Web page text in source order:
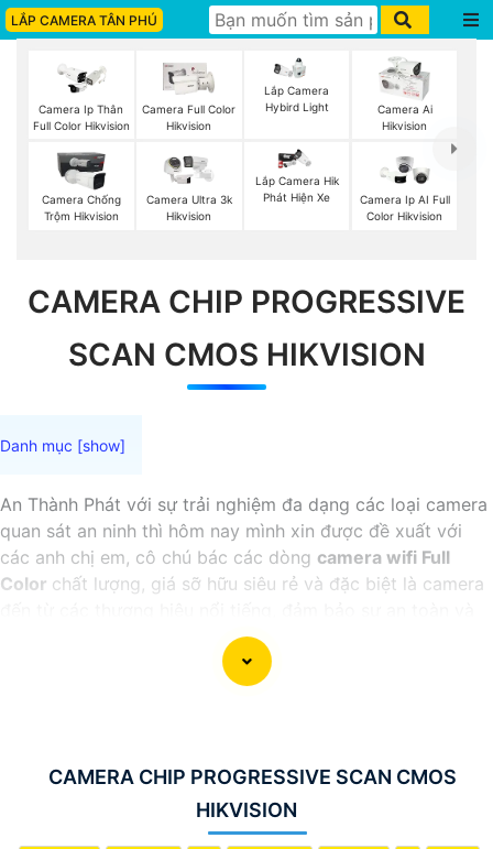
LẮP CAMERA TÂN PHÚ
Camera Ip Thân
Full Color Hikvision
Camera Full Color
Hikvision
Lắp Camera
Hybird Light
Camera Ai
Hikvision
Camera Chống
Trộm Hikvision
Camera Ultra 3k
Hikvision
Lắp Camera Hik
Phát Hiện Xe
Camera Ip AI Full
Color Hikvision
CAMERA CHIP PROGRESSIVE
SCAN CMOS HIKVISION
An Thành Phát với sự trải nghiệm đa dạng các loại camera
quan sát an ninh thì hôm nay mình xin được đề xuất với
các anh chị em, cô chú bác các dòng camera wifi Full
Color chất lượng, giá sỡ hữu siêu rẻ và đặc biệt là camera
CAMERA CHIP PROGRESSIVE SCAN CMOS
HIKVISION